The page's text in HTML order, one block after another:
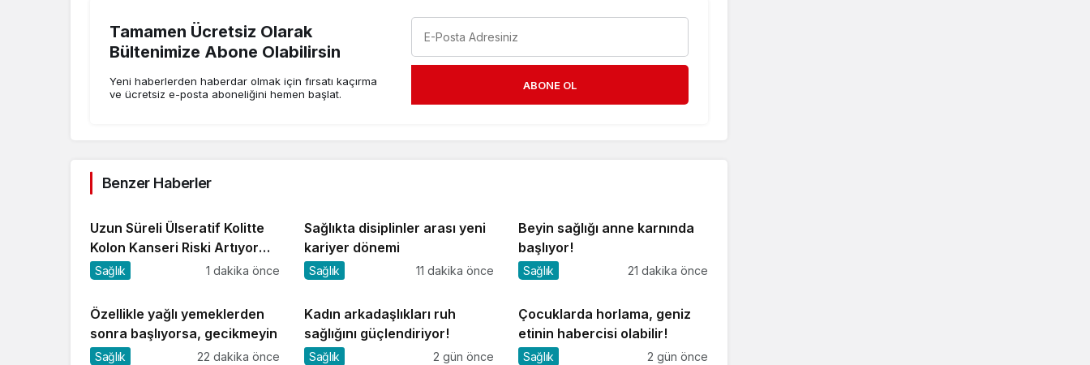
Tamamen Ücretsiz Olarak
Bültenimize Abone Olabilirsin
Yeni haberlerden haberdar olmak için fırsatı kaçırma
ve ücretsiz e-posta aboneliğini hemen başlat.
ABONE OL
Benzer Haberler
Uzun Süreli Ülseratif Kolitte
Kolon Kanseri Riski Artıyor
mu?
Sağlık 1 dakika önce
Sağlıkta disiplinler arası yeni
kariyer dönemi
Sağlık 11 dakika önce
Beyin sağlığı anne karnında
başlıyor!
Sağlık 21 dakika önce
Özellikle yağlı yemeklerden
sonra başlıyorsa, gecikmeyin
Sağlık 22 dakika önce
Kadın arkadaşlıkları ruh
sağlığını güçlendiriyor!
Sağlık 2 gün önce
Çocuklarda horlama, geniz
etinin habercisi olabilir!
Sağlık 2 gün önce